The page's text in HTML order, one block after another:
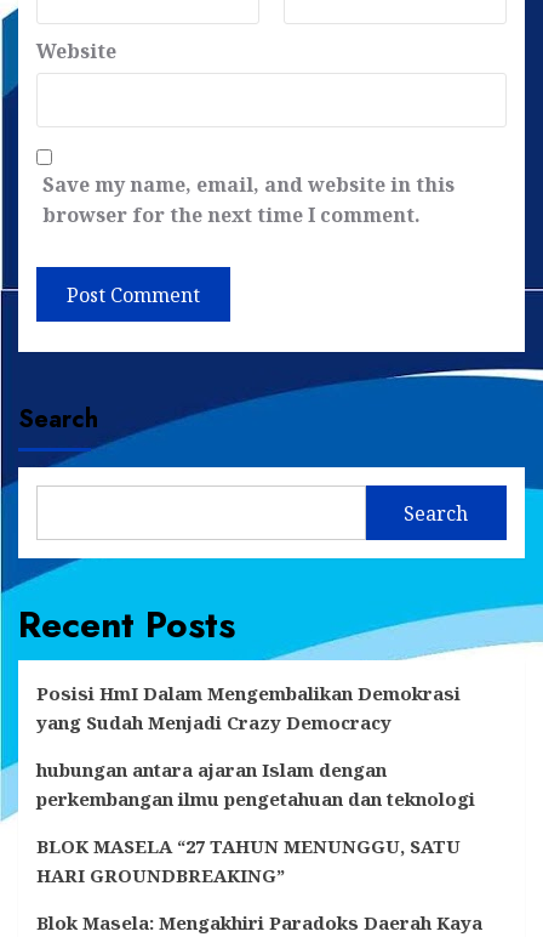
Website
Save my name, email, and website in this
browser for the next time I comment.
Search
Search
Recent Posts
Posisi HmI Dalam Mengembalikan Demokrasi
yang Sudah Menjadi Crazy Democracy
hubungan antara ajaran Islam dengan
perkembangan ilmu pengetahuan dan teknologi
BLOK MASELA “27 TAHUN MENUNGGU, SATU
HARI GROUNDBREAKING”
Blok Masela: Mengakhiri Paradoks Daerah Kaya